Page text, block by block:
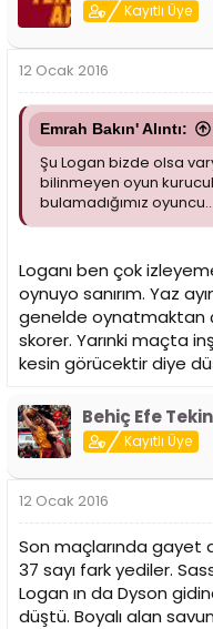
Kayıtlı Üye
12 Ocak 2016
Emrah Bakın' Alıntı:
Şu Logan bizde olsa
bilinmeyen oyun
bulamadığımız
Loganı ben çok
oynuyo sanırım. Yaz
genelde oynatmaktan
skorer. Yarınki maçta
kesin görücektir diye
Behiç Efe Tekin
Kayıtlı Üye
12 Ocak 2016
Son maçlarında gayet
37 sayı fark yediler.
Logan ın da Dyson
düştü. Boyalı alan